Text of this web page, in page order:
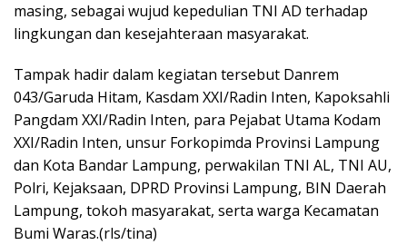
masing, sebagai wujud kepedulian TNI AD terhadap
lingkungan dan kesejahteraan masyarakat.
Tampak hadir dalam kegiatan tersebut Danrem
043/Garuda Hitam, Kasdam XXI/Radin Inten, Kapoksahli
Pangdam XXI/Radin Inten, para Pejabat Utama Kodam
XXI/Radin Inten, unsur Forkopimda Provinsi Lampung
dan Kota Bandar Lampung, perwakilan TNI AL, TNI AU,
Polri, Kejaksaan, DPRD Provinsi Lampung, BIN Daerah
Lampung, tokoh masyarakat, serta warga Kecamatan
Bumi Waras.(rls/tina)